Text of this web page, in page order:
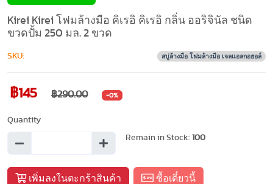
Kirei Kirei โฟมล้างมือ คิเรอิ คิเรอิ กลิ่น ออริจินัล ชนิด
ขวดปั้ม 250 มล. 2 ขวด
SKU: สบู่ล้างมือ โฟมล้างมือ เจลแอลกอฮอล์
฿145 ฿290.00 -0%
Quantity
Remain in Stock: 100
เพิ่มลงในตะกร้าสินค้า ซื้อเดี๋ยวนี้